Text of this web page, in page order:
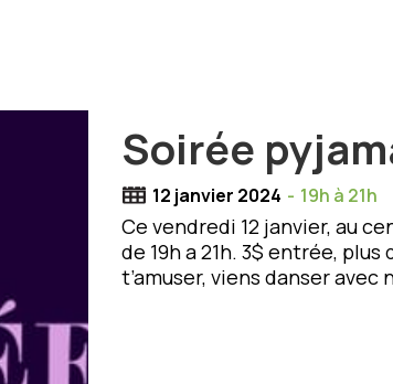
Soirée
12 janvier 2024 - 19h à 21h
Ce vendredi 12 janvier, au
de 19h a 21h. 3$ entrée,
t’amuser, viens danser avec